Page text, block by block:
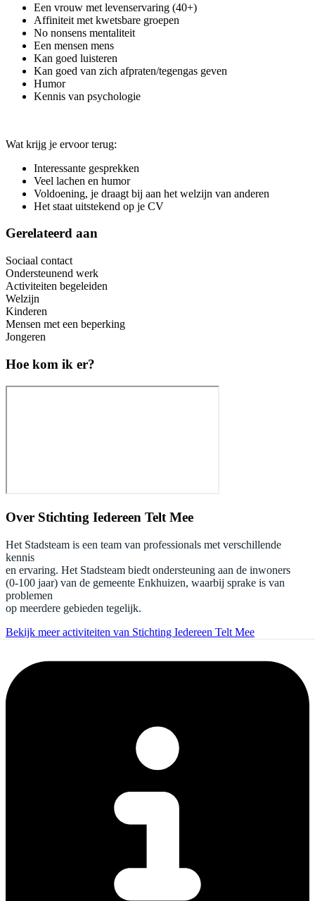
Een vrouw met levenservaring (40+)
Affiniteit met kwetsbare groepen
No nonsens mentaliteit
Een mensen mens
Kan goed luisteren
Kan goed van zich afpraten/tegengas geven
Humor
Kennis van psychologie
Wat krijg je ervoor terug:
Interessante gesprekken
Veel lachen en humor
Voldoening, je draagt bij aan het welzijn van anderen
Het staat uitstekend op je CV
Gerelateerd aan
Sociaal contact
Ondersteunend werk
Activiteiten begeleiden
Welzijn
Kinderen
Mensen met een beperking
Jongeren
Hoe kom ik er?
Over Stichting Iedereen Telt Mee
Het Stadsteam is een team van professionals met verschillende
kennis
en ervaring. Het Stadsteam biedt ondersteuning aan de inwoners
(0-100 jaar) van de gemeente Enkhuizen, waarbij sprake is van
problemen
op meerdere gebieden tegelijk.
Bekijk meer activiteiten van Stichting Iedereen Telt Mee